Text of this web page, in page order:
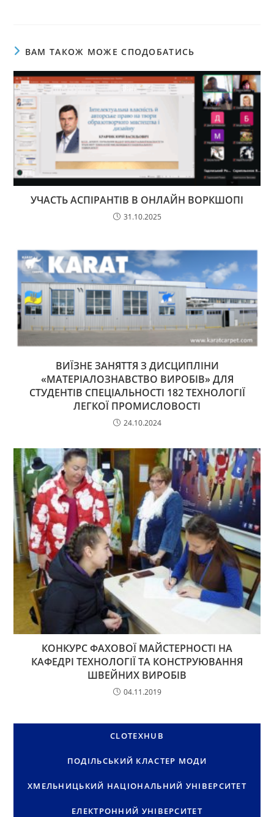
ВАМ ТАКОЖ МОЖЕ СПОДОБАТИСЬ
УЧАСТЬ АСПІРАНТІВ В ОНЛАЙН ВОРКШОПІ
31.10.2025
ВИЇЗНЕ ЗАНЯТТЯ З ДИСЦИПЛІНИ
«МАТЕРІАЛОЗНАВСТВО ВИРОБІВ» ДЛЯ
СТУДЕНТІВ СПЕЦІАЛЬНОСТІ 182 ТЕХНОЛОГІЇ
ЛЕГКОЇ ПРОМИСЛОВОСТІ
24.10.2024
КОНКУРС ФАХОВОЇ МАЙСТЕРНОСТІ НА
КАФЕДРІ ТЕХНОЛОГІЇ ТА КОНСТРУЮВАННЯ
ШВЕЙНИХ ВИРОБІВ
04.11.2019
CLOTEXHUB
ПОДІЛЬСЬКИЙ КЛАСТЕР МОДИ
ХМЕЛЬНИЦЬКИЙ НАЦІОНАЛЬНИЙ УНІВЕРСИТЕТ
ЕЛЕКТРОННИЙ УНІВЕРСИТЕТ